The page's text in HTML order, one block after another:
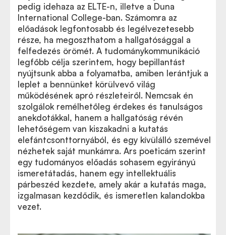
pedig idehaza az ELTE-n, illetve a Duna
International College-ban. Számomra az
előadások legfontosabb és legélvezetesebb
része, ha megoszthatom a hallgatósággal a
felfedezés örömét. A tudománykommunikáció
legfőbb célja szerintem, hogy bepillantást
nyújtsunk abba a folyamatba, amiben lerántjuk a
leplet a bennünket körülvevő világ
működésének apró részleteiről. Nemcsak én
szolgálok remélhetőleg érdekes és tanulságos
anekdotákkal, hanem a hallgatóság révén
lehetőségem van kiszakadni a kutatás
elefántcsonttornyából, és egy kívülálló szemével
nézhetek saját munkámra. Ars poeticám szerint
egy tudományos előadás sohasem egyirányú
ismeretátadás, hanem egy intellektuális
párbeszéd kezdete, amely akár a kutatás maga,
izgalmasan kezdődik, és ismeretlen kalandokba
vezet.